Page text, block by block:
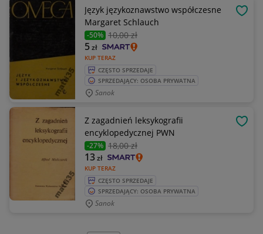
Język językoznawstwo współczesne
Margaret Schlauch
-50% 10,00 zł
KUP TERAZ
5zł
CZĘSTO SPRZEDAJE
SPRZEDAJĄCY: OSOBA PRYWATNA
Sanok
Z zagadnień leksykografii
encyklopedycznej PWN
-27% 18,00 zł
KUP TERAZ
13zł
CZĘSTO SPRZEDAJE
SPRZEDAJĄCY: OSOBA PRYWATNA
Sanok